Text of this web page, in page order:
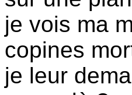
je vois ma
copines
je leur